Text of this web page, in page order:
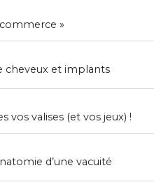
»
cheveux et implants
vos valises (et vos jeux) !
d’une vacuité